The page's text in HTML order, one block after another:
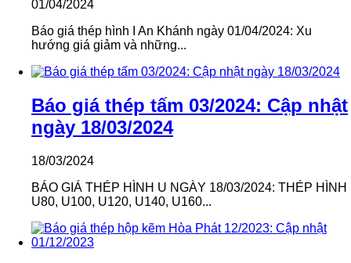
01/04/2024
Báo giá thép hình I An Khánh ngày 01/04/2024: Xu
hướng giá giảm và những...
Báo giá thép tấm 03/2024: Cập nhật
ngày 18/03/2024
18/03/2024
BÁO GIÁ THÉP HÌNH U NGÀY 18/03/2024: THÉP HÌNH
U80, U100, U120, U140, U160...